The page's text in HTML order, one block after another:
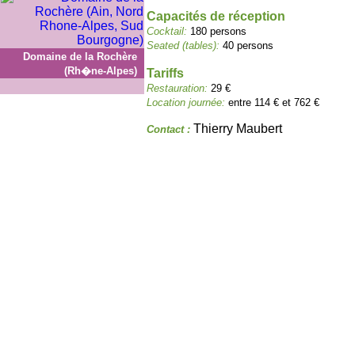
Domaine de la Rochère
(Rh�ne-Alpes)
Capacités de réception
Cocktail: 180 persons
Seated (tables): 40 persons
Tariffs
Restauration: 29 €
Location journée: entre 114 € et 762 €
Contact : Thierry Maubert